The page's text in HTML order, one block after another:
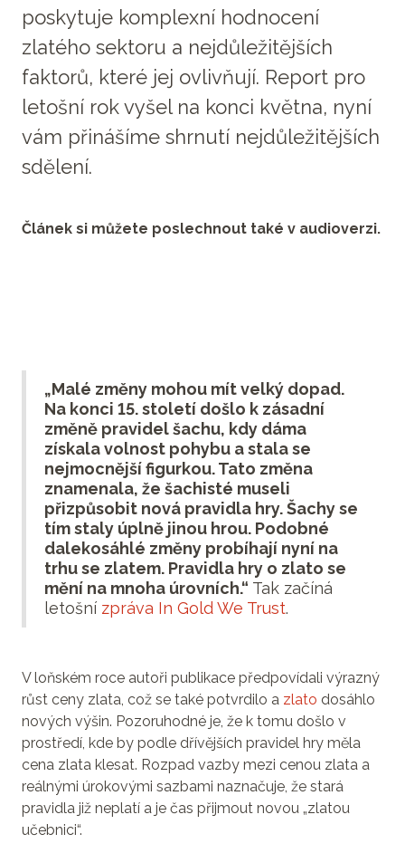
poskytuje komplexní hodnocení
zlatého sektoru a nejdůležitějších
faktorů, které jej ovlivňují. Report pro
letošní rok vyšel na konci května, nyní
vám přinášíme shrnutí nejdůležitějších
sdělení.
Článek si můžete poslechnout také v audioverzi.
„Malé změny mohou mít velký dopad.
Na konci 15. století došlo k zásadní
změně pravidel šachu, kdy dáma
získala volnost pohybu a stala se
nejmocnější figurkou. Tato změna
znamenala, že šachisté museli
přizpůsobit nová pravidla hry. Šachy se
tím staly úplně jinou hrou. Podobné
dalekosáhlé změny probíhají nyní na
trhu se zlatem. Pravidla hry o zlato se
mění na mnoha úrovních.“ Tak začíná
letošní zpráva In Gold We Trust.
V loňském roce autoři publikace předpovídali výrazný
růst ceny zlata, což se také potvrdilo a zlato dosáhlo
nových výšin. Pozoruhodné je, že k tomu došlo v
prostředí, kde by podle dřívějších pravidel hry měla
cena zlata klesat. Rozpad vazby mezi cenou zlata a
reálnými úrokovými sazbami naznačuje, že stará
pravidla již neplatí a je čas přijmout novou „zlatou
učebnici“.